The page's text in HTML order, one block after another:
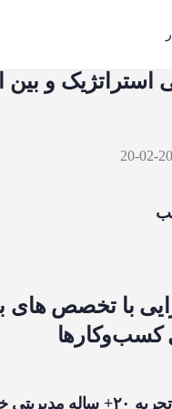
استراتژیک و
با تخصص های
کسب‌وکارها
آتیلا با تکیه بر تجربه